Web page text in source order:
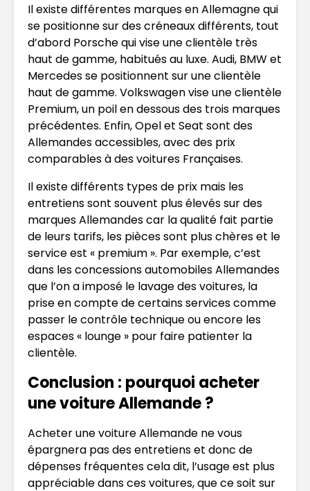
Il existe différentes marques en Allemagne qui
se positionne sur des créneaux différents, tout
d’abord Porsche qui vise une clientèle très
haut de gamme, habitués au luxe. Audi, BMW et
Mercedes se positionnent sur une clientèle
haut de gamme. Volkswagen vise une clientèle
Premium, un poil en dessous des trois marques
précédentes. Enfin, Opel et Seat sont des
Allemandes accessibles, avec des prix
comparables à des voitures Françaises.
Il existe différents types de prix mais les
entretiens sont souvent plus élevés sur des
marques Allemandes car la qualité fait partie
de leurs tarifs, les pièces sont plus chères et le
service est « premium ». Par exemple, c’est
dans les concessions automobiles Allemandes
que l’on a imposé le lavage des voitures, la
prise en compte de certains services comme
passer le contrôle technique ou encore les
espaces « lounge » pour faire patienter la
clientèle.
Conclusion : pourquoi acheter
une voiture Allemande ?
Acheter une voiture Allemande ne vous
épargnera pas des entretiens et donc de
dépenses fréquentes cela dit, l’usage est plus
appréciable dans ces voitures, que ce soit sur